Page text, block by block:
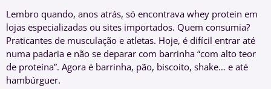
Lembro quando, anos atrás, só encontrava whey protein em
lojas especializadas ou sites importados. Quem consumia?
Praticantes de musculação e atletas. Hoje, é difícil entrar até
numa padaria e não se deparar com barrinha “com alto teor
de proteína”. Agora é barrinha, pão, biscoito, shake… e até
hambúrguer.